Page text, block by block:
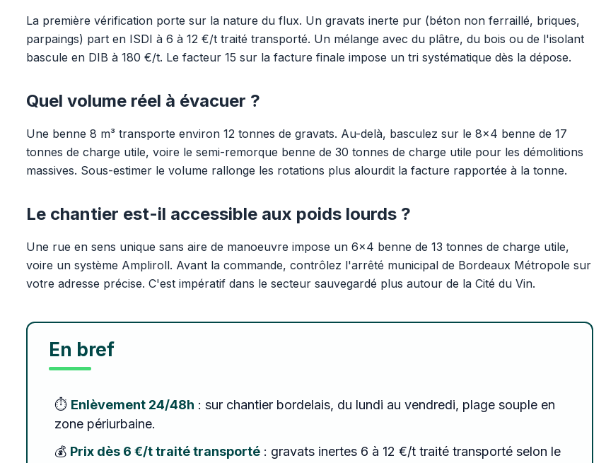
La première vérification porte sur la nature du flux. Un gravats inerte pur (béton non ferraillé, briques,
parpaings) part en ISDI à 6 à 12 €/t traité transporté. Un mélange avec du plâtre, du bois ou de l'isolant
bascule en DIB à 180 €/t. Le facteur 15 sur la facture finale impose un tri systématique dès la dépose.
Quel volume réel à évacuer ?
Une benne 8 m³ transporte environ 12 tonnes de gravats. Au-delà, basculez sur le 8x4 benne de 17
tonnes de charge utile, voire le semi-remorque benne de 30 tonnes de charge utile pour les démolitions
massives. Sous-estimer le volume rallonge les rotations plus alourdit la facture rapportée à la tonne.
Le chantier est-il accessible aux poids lourds ?
Une rue en sens unique sans aire de manoeuvre impose un 6x4 benne de 13 tonnes de charge utile,
voire un système Ampliroll. Avant la commande, contrôlez l'arrêté municipal de Bordeaux Métropole sur
votre adresse précise. C'est impératif dans le secteur sauvegardé plus autour de la Cité du Vin.
En bref
⏱️ Enlèvement 24/48h : sur chantier bordelais, du lundi au vendredi, plage souple en
zone périurbaine.
💰 Prix dès 6 €/t traité transporté : gravats inertes 6 à 12 €/t traité transporté selon le